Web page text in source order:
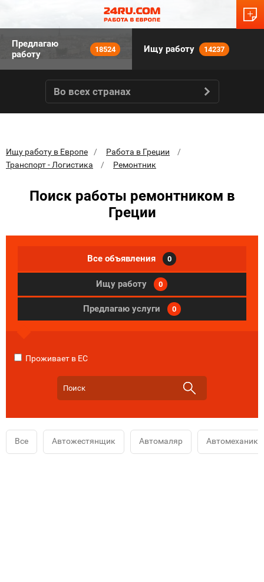
Предлагаю
работу
18524 Ищу работу 14237
Во всех странах
Ищу работу в Европе
Работа в Греции
Транспорт - Логистика
Ремонтник
Поиск работы ремонтником в
Греции
Все объявления 0
Ищу работу 0
Предлагаю услуги 0
Проживает в ЕС
Все Автожестянщик Автомаляр Автомеханик